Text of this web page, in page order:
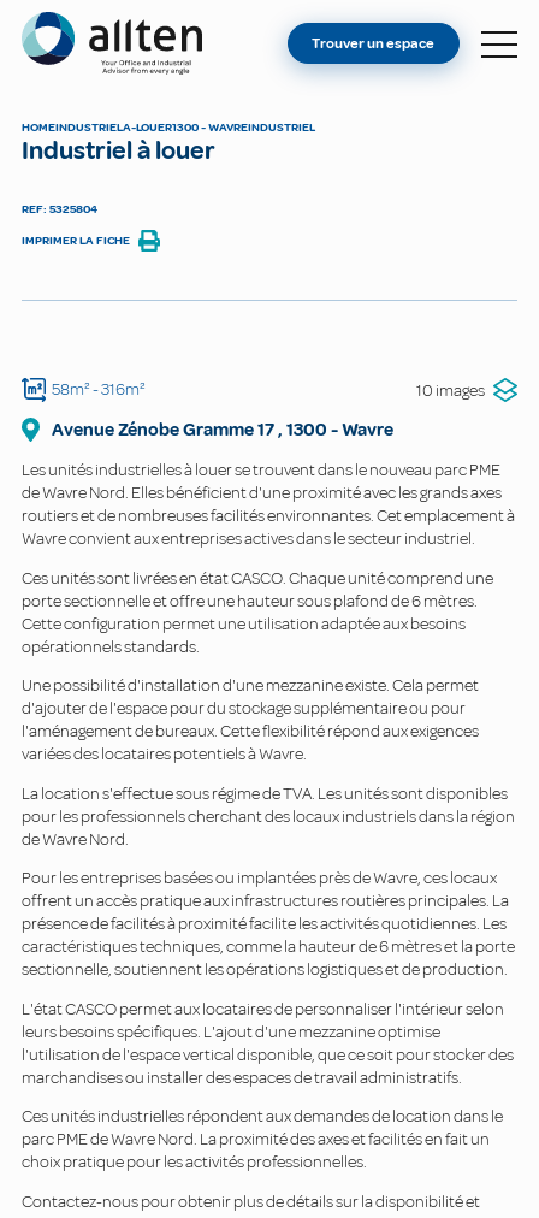
Allten
TROUVER UN ESPACE
Trouver un espace
HOMEINDUSTRIELA-LOUER1300 - WAVREINDUSTRIEL
Industriel à louer
REF: 5325804
IMPRIMER LA FICHE
58m²- 316m² 10 images
Avenue Zénobe Gramme17, 1300 -Wavre
Les unités industrielles à louer se trouvent dans le nouveau parc PME
de Wavre Nord. Elles bénéficient d'une proximité avec les grands axes
routiers et de nombreuses facilités environnantes. Cet emplacement à
Wavre convient aux entreprises actives dans le secteur industriel.
Ces unités sont livrées en état CASCO. Chaque unité comprend une
porte sectionnelle et offre une hauteur sous plafond de 6 mètres.
Cette configuration permet une utilisation adaptée aux besoins
opérationnels standards.
Une possibilité d'installation d'une mezzanine existe. Cela permet
d'ajouter de l'espace pour du stockage supplémentaire ou pour
l'aménagement de bureaux. Cette flexibilité répond aux exigences
variées des locataires potentiels à Wavre.
La location s'effectue sous régime de TVA. Les unités sont disponibles
pour les professionnels cherchant des locaux industriels dans la région
de Wavre Nord.
Pour les entreprises basées ou implantées près de Wavre, ces locaux
offrent un accès pratique aux infrastructures routières principales. La
présence de facilités à proximité facilite les activités quotidiennes. Les
caractéristiques techniques, comme la hauteur de 6 mètres et la porte
sectionnelle, soutiennent les opérations logistiques et de production.
L'état CASCO permet aux locataires de personnaliser l'intérieur selon
leurs besoins spécifiques. L'ajout d'une mezzanine optimise
l'utilisation de l'espace vertical disponible, que ce soit pour stocker des
marchandises ou installer des espaces de travail administratifs.
Ces unités industrielles répondent aux demandes de location dans le
parc PME de Wavre Nord. La proximité des axes et facilités en fait un
choix pratique pour les activités professionnelles.
Contactez-nous pour obtenir plus de détails sur la disponibilité et